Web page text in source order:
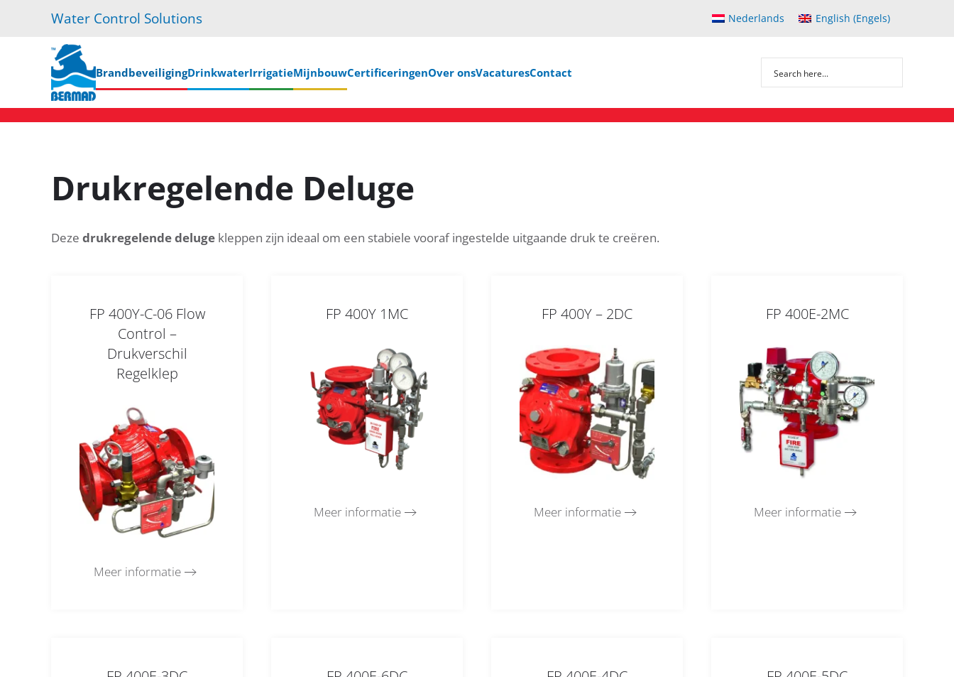
main
content
Water Control Solutions Nederlands English (Engels)
BrandbeveiligingDrinkwaterIrrigatieMijnbouwCertificeringenOver onsVacaturesContact
Drukregelende Deluge
Deze drukregelende deluge kleppen zijn ideaal om een stabiele vooraf ingestelde uitgaande druk te creëren.
FP 400Y-C-06 Flow
Control –
Drukverschil
Regelklep
Meer informatie
FP 400Y 1MC
Meer informatie
FP 400Y – 2DC
Meer informatie
FP 400E-2MC
Meer informatie